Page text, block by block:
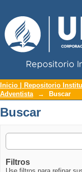
Buscar
Inicio | Repositorio
Adventista
→ Buscar
Buscar
Filtros